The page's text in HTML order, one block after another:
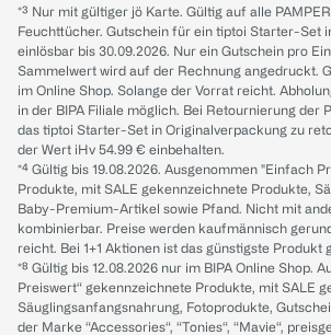
*³ Nur mit gültiger jö Karte. Gültig auf alle
Feuchttücher. Gutschein für ein tiptoi Starter-Set
einlösbar bis 30.09.2026. Nur ein Gutschein pro
Sammelwert wird auf der Rechnung angedruckt.
im Online Shop. Solange der Vorrat reicht.
in der BIPA Filiale möglich. Bei Retournierung der
das tiptoi Starter-Set in Originalverpackung zu
der Wert iHv 54.99 € einbehalten.
*⁴ Gültig bis 19.08.2026. Ausgenommen "Einfach
Produkte, mit SALE gekennzeichnete Produkte,
Baby-Premium-Artikel sowie Pfand. Nicht mit
kombinierbar. Preise werden kaufmännisch
reicht. Bei 1+1 Aktionen ist das günstigste Produkt
*⁸ Gültig bis 12.08.2026 nur im BIPA Online Shop.
Preiswert“ gekennzeichnete Produkte, mit SALE
Säuglingsanfangsnahrung, Fotoprodukte,
der Marke “Accessories“, “Tonies“, “Mavie“,